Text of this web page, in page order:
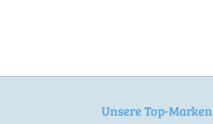
Unsere Top-Marken